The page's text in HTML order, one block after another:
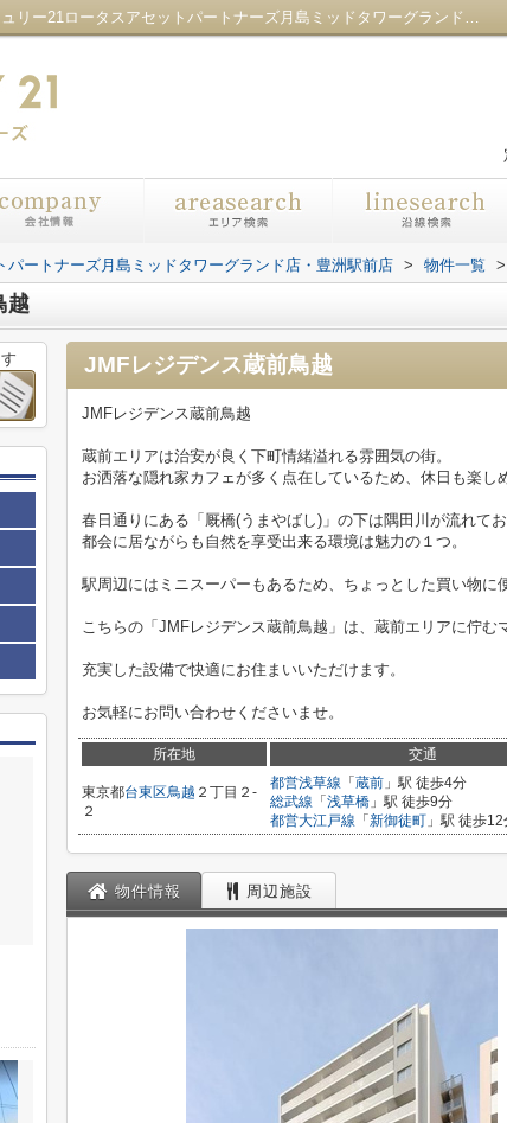
JMFレジデンス蔵前鳥越／センチュリー21ロータスアセットパートナーズ月島ミッドタワーグランド店・豊洲駅前店
パートナーズ月島ミッドタワーグランド店・豊洲駅前店 > 物件一覧 >
越
JMFレジデンス蔵前鳥越
JMFレジデンス蔵前鳥越
蔵前エリアは治安が良く下町情緒溢れる雰囲気の街。
お洒落な隠れ家カフェが多く点在しているため、休日も楽し
春日通りにある「厩橋(うまやばし)」の下は隅田川が流れて
都会に居ながらも自然を享受出来る環境は魅力の１つ。
駅周辺にはミニスーパーもあるため、ちょっとした買い物に
こちらの「JMFレジデンス蔵前鳥越」は、蔵前エリアに佇む
充実した設備で快適にお住まいいただけます。
お気軽にお問い合わせくださいませ。
所在地 交通
東京都台東区鳥越 ２丁目２-
２
都営浅草線 「 蔵前 」駅 徒歩4分
総武線 「 浅草橋 」駅 徒歩9分
都営大江戸線 「 新御徒町 」駅 徒歩12
物件情報 周辺施設